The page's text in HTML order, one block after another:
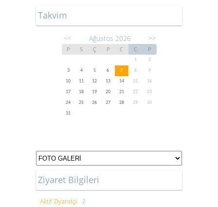
Takvim
<< Ağustos 2026 >>
P S Ç P C C P
1
2
3
4 5 6 7 8
9
10
11 12 13 14 15
16
17
18 19 20 21 22
23
24
25 26 27 28 29
30
31
Ziyaret Bilgileri
Aktif Ziyaretçi 2